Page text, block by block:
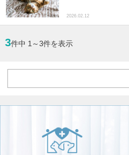
2026.02.12
3件中 1～3件を表示